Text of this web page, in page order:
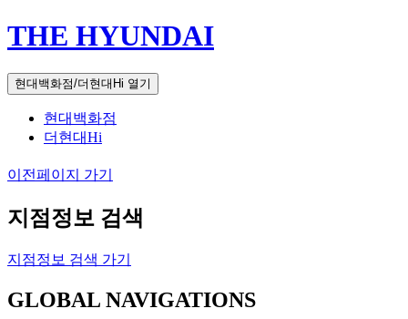
THE HYUNDAI
현대백화점/더현대Hi 열기
현대백화점
더현대Hi
이전페이지 가기
지점정보 검색
지점정보 검색 가기
GLOBAL NAVIGATIONS